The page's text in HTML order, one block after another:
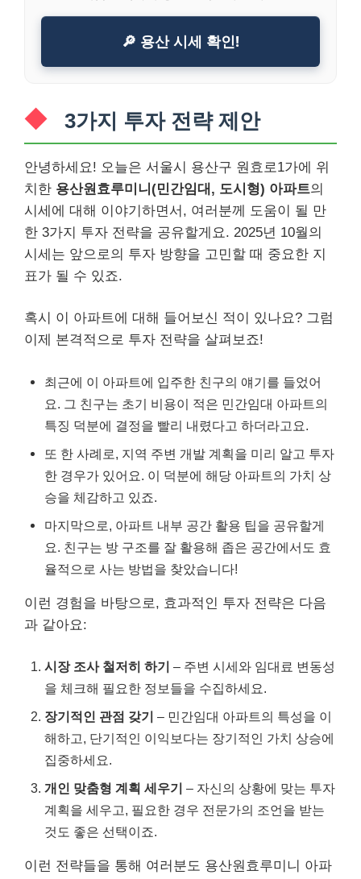
🔎 용산 시세 확인!
3가지 투자 전략 제안
안녕하세요! 오늘은 서울시 용산구 원효로1가에 위
치한 용산원효루미니(민간임대, 도시형) 아파트의
시세에 대해 이야기하면서, 여러분께 도움이 될 만
한 3가지 투자 전략을 공유할게요. 2025년 10월의
시세는 앞으로의 투자 방향을 고민할 때 중요한 지
표가 될 수 있죠.
혹시 이 아파트에 대해 들어보신 적이 있나요? 그럼
이제 본격적으로 투자 전략을 살펴보죠!
최근에 이 아파트에 입주한 친구의 얘기를 들었어
요. 그 친구는 초기 비용이 적은 민간임대 아파트의
특징 덕분에 결정을 빨리 내렸다고 하더라고요.
또 한 사례로, 지역 주변 개발 계획을 미리 알고 투자
한 경우가 있어요. 이 덕분에 해당 아파트의 가치 상
승을 체감하고 있죠.
마지막으로, 아파트 내부 공간 활용 팁을 공유할게
요. 친구는 방 구조를 잘 활용해 좁은 공간에서도 효
율적으로 사는 방법을 찾았습니다!
이런 경험을 바탕으로, 효과적인 투자 전략은 다음
과 같아요:
시장 조사 철저히 하기 – 주변 시세와 임대료 변동성
을 체크해 필요한 정보들을 수집하세요.
장기적인 관점 갖기 – 민간임대 아파트의 특성을 이
해하고, 단기적인 이익보다는 장기적인 가치 상승에
집중하세요.
개인 맞춤형 계획 세우기 – 자신의 상황에 맞는 투자
계획을 세우고, 필요한 경우 전문가의 조언을 받는
것도 좋은 선택이죠.
이런 전략들을 통해 여러분도 용산원효루미니 아파